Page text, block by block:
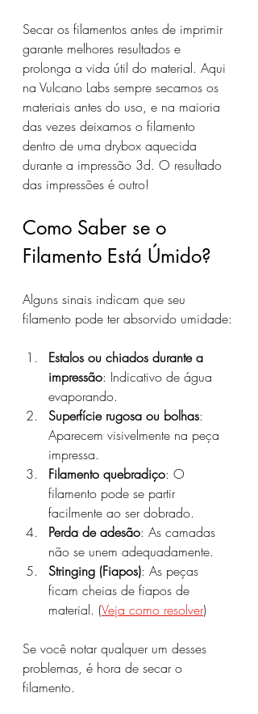
Secar os filamentos antes de imprimir
garante melhores resultados e
prolonga a vida útil do material. Aqui
na Vulcano Labs sempre secamos os
materiais antes do uso, e na maioria
das vezes deixamos o filamento
dentro de uma drybox aquecida
durante a impressão 3d. O resultado
das impressões é outro!
Como Saber se o
Filamento Está Úmido?
Alguns sinais indicam que seu
filamento pode ter absorvido umidade:
Estalos ou chiados durante a
impressão: Indicativo de água
evaporando.
Superfície rugosa ou bolhas:
Aparecem visivelmente na peça
impressa.
Filamento quebradiço: O
filamento pode se partir
facilmente ao ser dobrado.
Perda de adesão: As camadas
não se unem adequadamente.
Stringing (Fiapos): As peças
ficam cheias de fiapos de
material. (Veja como resolver)
Se você notar qualquer um desses
problemas, é hora de secar o
filamento.